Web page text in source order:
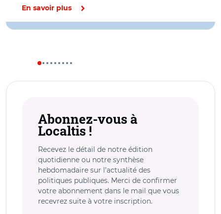
En savoir plus
Abonnez-vous à
Localtis !
Recevez le détail de notre édition
quotidienne ou notre synthèse
hebdomadaire sur l’actualité des
politiques publiques. Merci de confirmer
votre abonnement dans le mail que vous
recevrez suite à votre inscription.